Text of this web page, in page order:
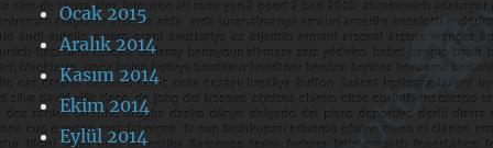
Ocak 2015
Aralık 2014
Kasım 2014
Ekim 2014
Eylül 2014